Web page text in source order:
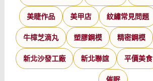
美睫作品 美甲店 紋繡常見問題
牛樟芝滴丸 塑膠鋼模 精密鋼模
新北沙發工廠 新北聯誼 平價美食
催眠